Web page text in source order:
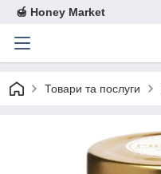
🍯 Honey Market
Товари та послуги